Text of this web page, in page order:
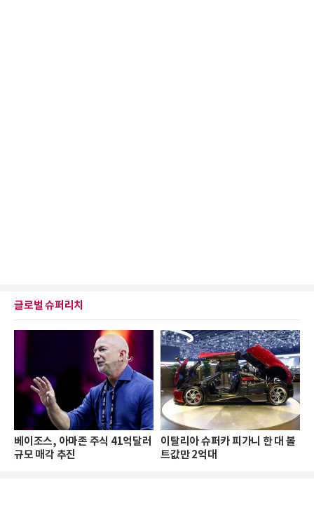
글로벌 슈퍼리치
베이조스, 아마존 주식 41억달러
규모 매각 추진
이탈리아 슈퍼카 피가니 한 대 볼
트값만 2억대